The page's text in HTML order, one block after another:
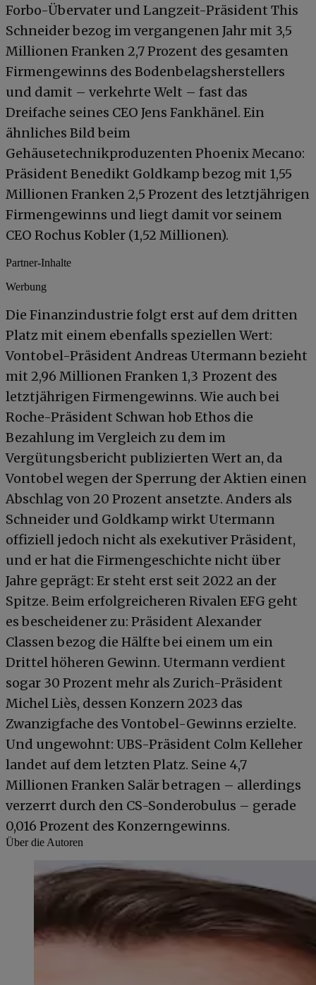
Forbo-Übervater und Langzeit-Präsident This
Schneider bezog im vergangenen Jahr mit 3,5
Millionen Franken 2,7 Prozent des gesamten
Firmengewinns des Bodenbelagsherstellers
und damit – verkehrte Welt – fast das
Dreifache seines CEO Jens Fankhänel. Ein
ähnliches Bild beim
Gehäusetechnikproduzenten Phoenix Mecano:
Präsident Benedikt Goldkamp bezog mit 1,55
Millionen Franken 2,5 Prozent des letztjährigen
Firmengewinns und liegt damit vor seinem
CEO Rochus Kobler (1,52 Millionen).
Partner-Inhalte
Werbung
Die Finanzindustrie folgt erst auf dem dritten
Platz mit einem ebenfalls speziellen Wert:
Vontobel-Präsident Andreas Utermann bezieht
mit 2,96 Millionen Franken 1,3 Prozent des
letztjährigen Firmengewinns. Wie auch bei
Roche-Präsident Schwan hob Ethos die
Bezahlung im Vergleich zu dem im
Vergütungsbericht publizierten Wert an, da
Vontobel wegen der Sperrung der Aktien einen
Abschlag von 20 Prozent ansetzte. Anders als
Schneider und Goldkamp wirkt Utermann
offiziell jedoch nicht als exekutiver Präsident,
und er hat die Firmengeschichte nicht über
Jahre geprägt: Er steht erst seit 2022 an der
Spitze. Beim erfolgreicheren Rivalen EFG geht
es bescheidener zu: Präsident Alexander
Classen bezog die Hälfte bei einem um ein
Drittel höheren Gewinn. Utermann verdient
sogar 30 Prozent mehr als Zurich-Präsident
Michel Liès, dessen Konzern 2023 das
Zwanzigfache des Vontobel-Gewinns erzielte.
Und ungewohnt: UBS-Präsident Colm Kelleher
landet auf dem letzten Platz. Seine 4,7
Millionen Franken Salär betragen – allerdings
verzerrt durch den CS-Sonderobulus – gerade
0,016 Prozent des Konzerngewinns.
Über die Autoren